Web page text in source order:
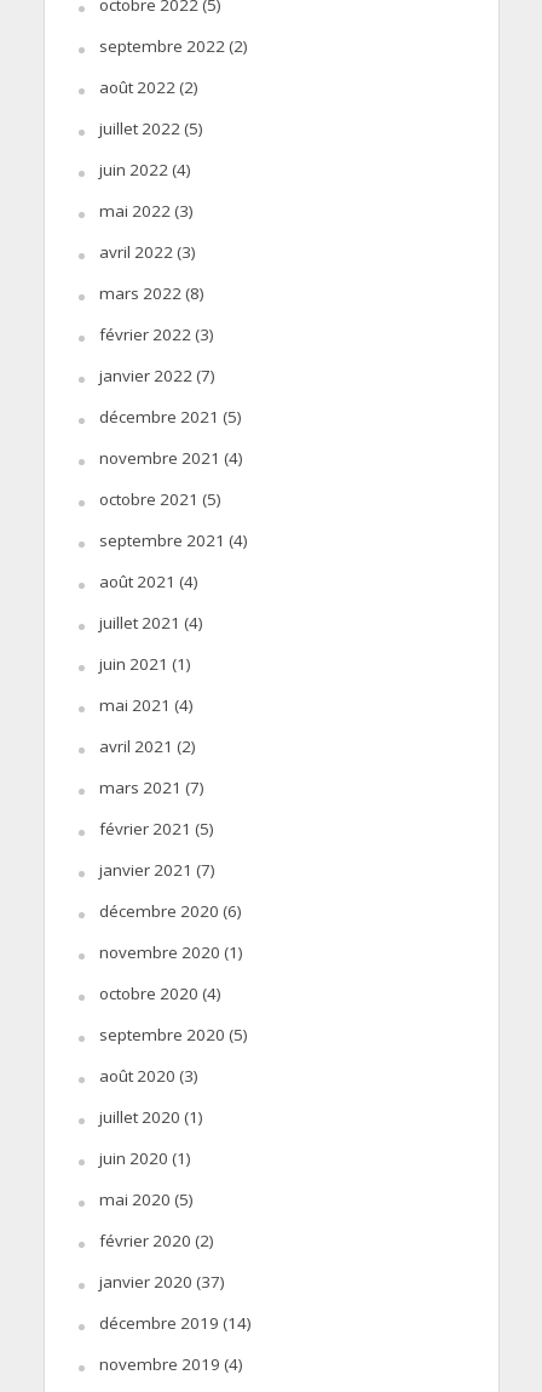
septembre 2022 (2)
août 2022 (2)
juillet 2022 (5)
juin 2022 (4)
mai 2022 (3)
avril 2022 (3)
mars 2022 (8)
février 2022 (3)
janvier 2022 (7)
décembre 2021 (5)
novembre 2021 (4)
octobre 2021 (5)
septembre 2021 (4)
août 2021 (4)
juillet 2021 (4)
juin 2021 (1)
mai 2021 (4)
avril 2021 (2)
mars 2021 (7)
février 2021 (5)
janvier 2021 (7)
décembre 2020 (6)
novembre 2020 (1)
octobre 2020 (4)
septembre 2020 (5)
août 2020 (3)
juillet 2020 (1)
juin 2020 (1)
mai 2020 (5)
février 2020 (2)
janvier 2020 (37)
décembre 2019 (14)
novembre 2019 (4)